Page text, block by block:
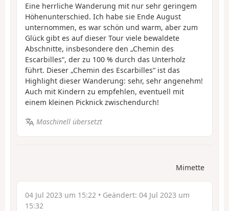
Eine herrliche Wanderung mit nur sehr geringem
Höhenunterschied. Ich habe sie Ende August
unternommen, es war schön und warm, aber zum
Glück gibt es auf dieser Tour viele bewaldete
Abschnitte, insbesondere den „Chemin des
Escarbilles“, der zu 100 % durch das Unterholz
führt. Dieser „Chemin des Escarbilles“ ist das
Highlight dieser Wanderung: sehr, sehr angenehm!
Auch mit Kindern zu empfehlen, eventuell mit
einem kleinen Picknick zwischendurch!
Maschinell übersetzt
Mimette
04 Jul 2023 um 15:22 • Geändert: 04 Jul 2023 um
15:32